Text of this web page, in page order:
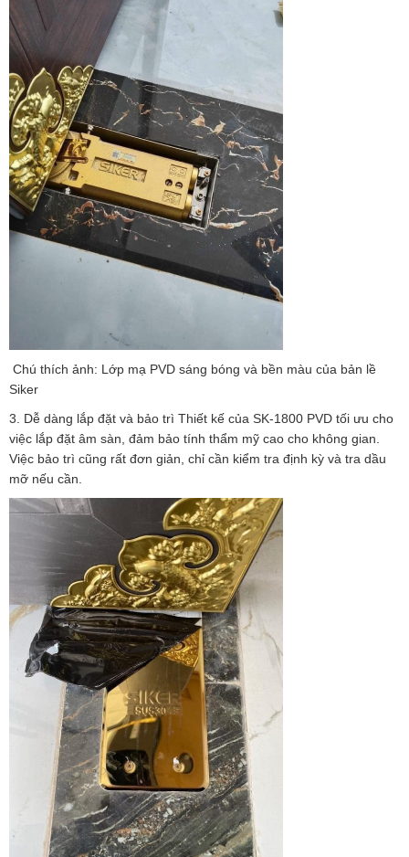
Chú thích ảnh: Lớp mạ PVD sáng bóng và bền màu của bản lề
Siker
3. Dễ dàng lắp đặt và bảo trì Thiết kế của SK-1800 PVD tối ưu cho
việc lắp đặt âm sàn, đảm bảo tính thẩm mỹ cao cho không gian.
Việc bảo trì cũng rất đơn giản, chỉ cần kiểm tra định kỳ và tra dầu
mỡ nếu cần.